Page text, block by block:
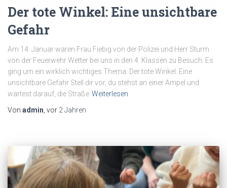
Der tote Winkel: Eine unsichtbare
Gefahr
Am 14. Januar waren Frau Fiebig von der Polizei und Herr Sturm
von der Feuerwehr Wetter bei uns in den 4. Klassen zu Besuch. Es
ging um ein wirklich wichtiges Thema: Der tote Winkel: Eine
unsichtbare Gefahr Stell dir vor, du stehst an einer Ampel und
wartest darauf, die Straße Weiterlesen
Von admin, vor 2 Jahren